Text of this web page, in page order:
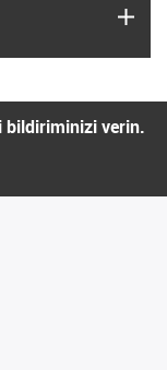
bildiriminizi verin.